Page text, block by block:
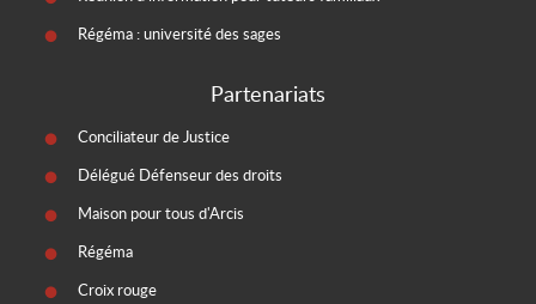
Régéma : université des sages
Partenariats
Conciliateur de Justice
Délégué Défenseur des droits
Maison pour tous d'Arcis
Régéma
Croix rouge